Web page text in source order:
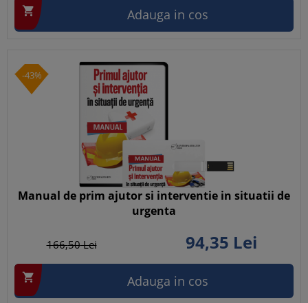
 Adauga in cos
-43%
Manual de prim ajutor si interventie in situatii de
urgenta
166,50Lei 94,35 Lei
 Adauga in cos